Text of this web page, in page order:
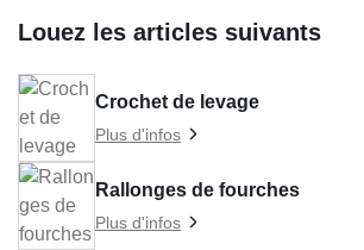
Louez les articles suivants
Crochet de levage
Plus d'infos
Rallonges de fourches
Plus d'infos